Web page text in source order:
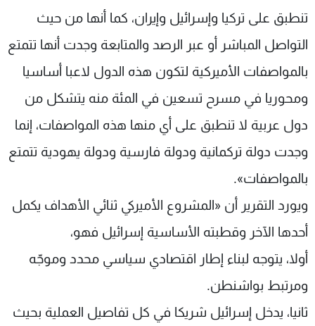
تنطبق على تركيا وإسرائيل وإيران، كما أنها من حيث
التواصل المباشر أو عبر الرصد والمتابعة وجدت أنها تتمتع
بالمواصفات الأميركية لتكون هذه الدول لاعبا أساسيا
ومحوريا في مسرح تسعين في المئة منه يتشكل من
دول عربية لا تنطبق على أي منها هذه المواصفات، إنما
وجدت دولة تركمانية ودولة فارسية ودولة يهودية تتمتع
بالمواصفات».
ويورد التقرير أن «المشروع الأميركي ثنائي الأهداف يكمل
أحدها الآخر وقطبته الأساسية إسرائيل فهو،
أولا، يتوجه لبناء إطار اقتصادي سياسي محدد وموجّه
ومرتبط بواشنطن.
ثانيا، يدخل إسرائيل شريكا في كل تفاصيل العملية بحيث